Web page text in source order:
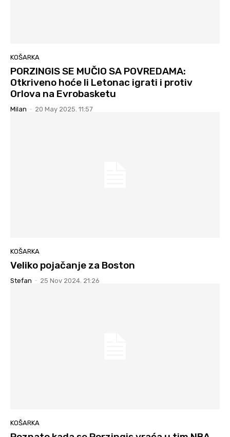
KOŠARKA
PORZINGIS SE MUČIO SA POVREDAMA:
Otkriveno hoće li Letonac igrati i protiv
Orlova na Evrobasketu
Milan - 20 May 2025. 11:57
KOŠARKA
Veliko pojačanje za Boston
Stefan - 25 Nov 2024. 21:26
KOŠARKA